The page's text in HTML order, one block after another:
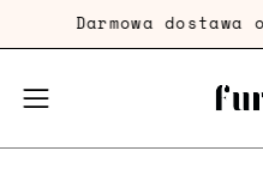
dalej
Darmowa dostawa
Przełącznik
menu